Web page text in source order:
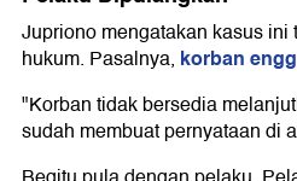
Jupriono mengatakan kasus
hukum. Pasalnya, korban
"Korban tidak bersedia
sudah membuat pernyataan di